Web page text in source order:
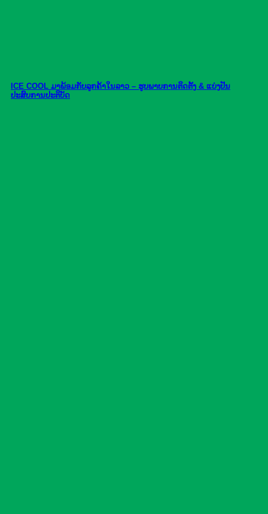
ICE COOL ມາພ້ອມກັບລູກຄ້າໃນລາວ – ຮູບພາບການຕິດຕັ້ງ & ແບ່ງປັນ
ປະສົບການປະຕິບັດ